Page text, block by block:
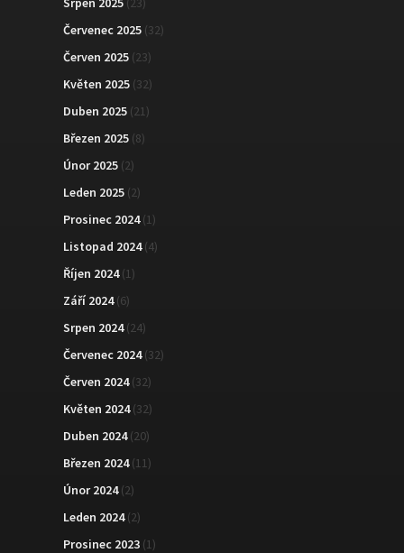
Červenec 2025 (32)
Červen 2025 (23)
Květen 2025 (32)
Duben 2025 (21)
Březen 2025 (8)
Únor 2025 (2)
Leden 2025 (2)
Prosinec 2024(1)
Listopad 2024(4)
Říjen 2024(1)
Září 2024(6)
Srpen 2024(24)
Červenec 2024(32)
Červen 2024(32)
Květen 2024(32)
Duben 2024(20)
Březen 2024(11)
Únor 2024(2)
Leden 2024(2)
Prosinec 2023 (1)